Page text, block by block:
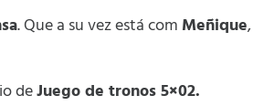
. Que a su vez está com Meñique,
deJuego de tronos 5×02.